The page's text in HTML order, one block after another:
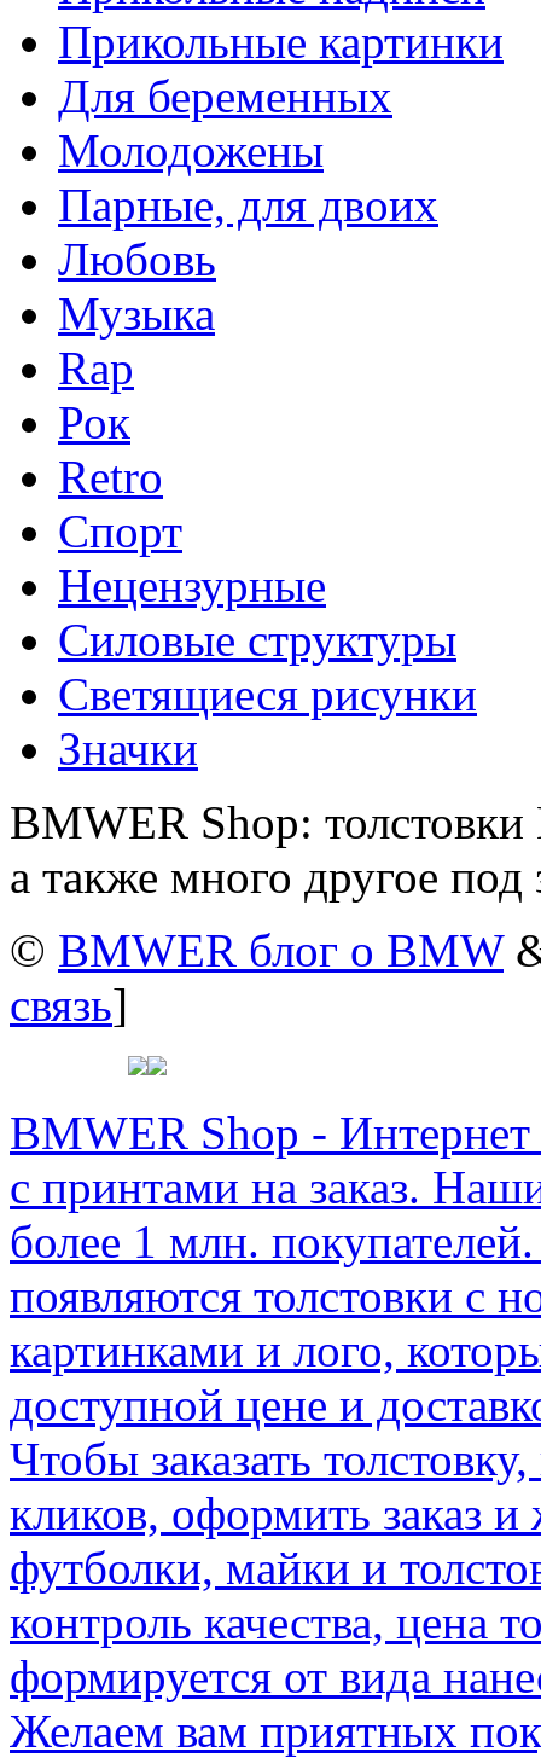
Прикольные картинки
Для беременных
Молодожены
Парные, для двоих
Любовь
Музыка
Rap
Рок
Retro
Спорт
Нецензурные
Силовые структуры
Светящиеся рисунки
Значки
BMWER Shop:
а также много другое под
© BMWER блог о BMW
связь]
BMWER Shop - Интернет
с принтами на заказ.
более 1 млн.
появляются толстовки с
картинками и лого,
доступной цене и
Чтобы заказать
кликов, оформить заказ
футболки, майки и
контроль качества, цена
формируется от вида
Желаем вам приятных